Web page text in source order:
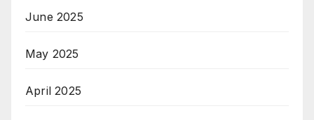
June 2025
May 2025
April 2025